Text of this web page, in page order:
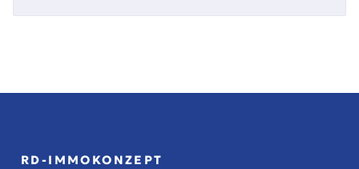
RD-IMMOKONZEPT